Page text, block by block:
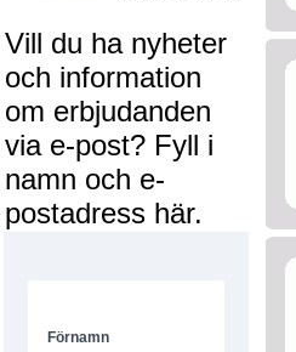
Vill du ha nyheter
och information
om erbjudanden
via e-post? Fyll i
namn och e-
postadress här.